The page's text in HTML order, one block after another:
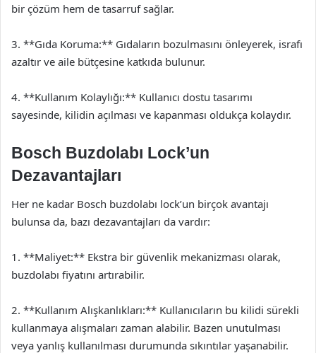
bir çözüm hem de tasarruf sağlar.
3. **Gıda Koruma:** Gıdaların bozulmasını önleyerek, israfı
azaltır ve aile bütçesine katkıda bulunur.
4. **Kullanım Kolaylığı:** Kullanıcı dostu tasarımı
sayesinde, kilidin açılması ve kapanması oldukça kolaydır.
Bosch Buzdolabı Lock’un
Dezavantajları
Her ne kadar Bosch buzdolabı lock’un birçok avantajı
bulunsa da, bazı dezavantajları da vardır:
1. **Maliyet:** Ekstra bir güvenlik mekanizması olarak,
buzdolabı fiyatını artırabilir.
2. **Kullanım Alışkanlıkları:** Kullanıcıların bu kilidi sürekli
kullanmaya alışmaları zaman alabilir. Bazen unutulması
veya yanlış kullanılması durumunda sıkıntılar yaşanabilir.